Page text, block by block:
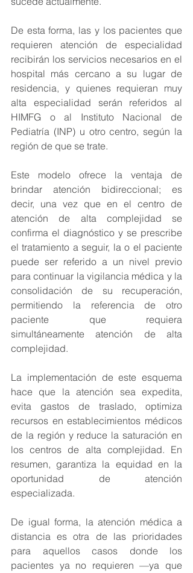
De esta forma, las y los pacientes que
requieren atención de especialidad
recibirán los servicios necesarios en el
hospital más cercano a su lugar de
residencia, y quienes requieran muy
alta especialidad serán referidos al
HIMFG o al Instituto Nacional de
Pediatría (INP) u otro centro, según la
región de que se trate.
Este modelo ofrece la ventaja de
brindar atención bidireccional; es
decir, una vez que en el centro de
atención de alta complejidad se
confirma el diagnóstico y se prescribe
el tratamiento a seguir, la o el paciente
puede ser referido a un nivel previo
para continuar la vigilancia médica y la
consolidación de su recuperación,
permitiendo la referencia de otro
paciente que requiera
simultáneamente atención de alta
complejidad.
La implementación de este esquema
hace que la atención sea expedita,
evita gastos de traslado, optimiza
recursos en establecimientos médicos
de la región y reduce la saturación en
los centros de alta complejidad. En
resumen, garantiza la equidad en la
oportunidad de atención
especializada.
De igual forma, la atención médica a
distancia es otra de las prioridades
para aquellos casos donde los
pacientes ya no requieren —ya que